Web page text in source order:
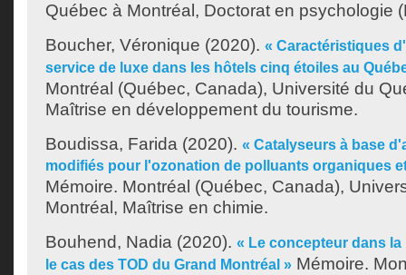
Québec à Montréal, Doctorat en psychologie
Boucher, Véronique (2020). « Caractéristiques
service de luxe dans les hôtels cinq étoiles au
Montréal (Québec, Canada), Université du
Maîtrise en développement du tourisme.
Boudissa, Farida (2020). « Catalyseurs à base
modifiés pour l'ozonation de polluants organiques
Mémoire. Montréal (Québec, Canada),
Montréal, Maîtrise en chimie.
Bouhend, Nadia (2020). « Le concepteur dans
le cas des TOD du Grand Montréal » Mémoire.